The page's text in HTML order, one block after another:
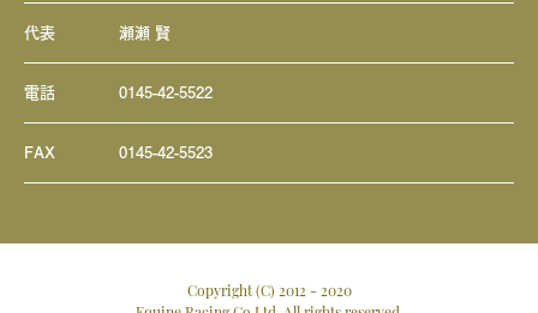
代表 瀬瀬 賢
電話 0145-42-5522
FAX 0145-42-5523
Copyright (C) 2012 - 2020